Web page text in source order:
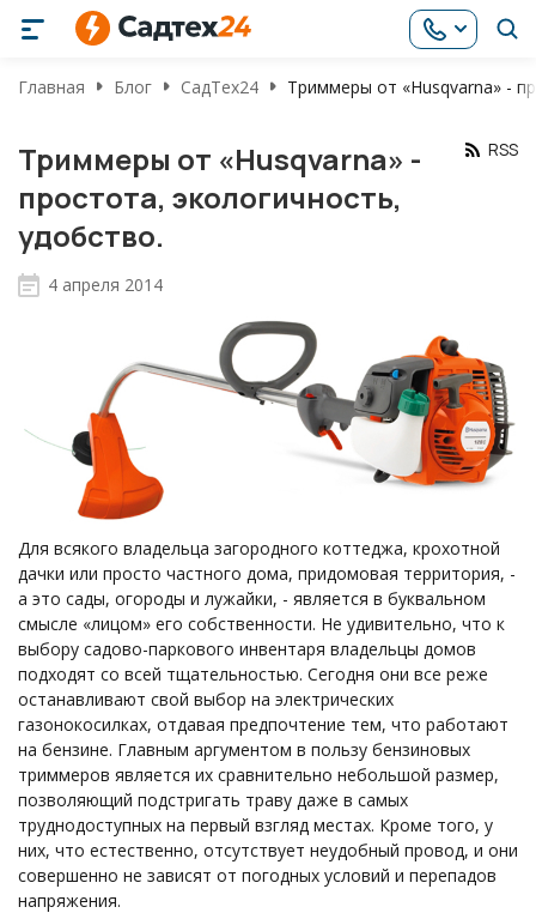
Главная Блог СадТех24 Триммеры от «Husqvarna» -
Триммеры от «Husqvarna» -
простота, экологичность,
удобство.
RSS
4 апреля 2014
Для всякого владельца загородного коттеджа, крохотной
дачки или просто частного дома, придомовая территория, -
а это сады, огороды и лужайки, - является в буквальном
смысле «лицом» его собственности. Не удивительно, что к
выбору садово-паркового инвентаря владельцы домов
подходят со всей тщательностью. Сегодня они все реже
останавливают свой выбор на электрических
газонокосилках, отдавая предпочтение тем, что работают
на бензине. Главным аргументом в пользу бензиновых
триммеров является их сравнительно небольшой размер,
позволяющий подстригать траву даже в самых
труднодоступных на первый взгляд местах. Кроме того, у
них, что естественно, отсутствует неудобный провод, и они
совершенно не зависят от погодных условий и перепадов
напряжения.